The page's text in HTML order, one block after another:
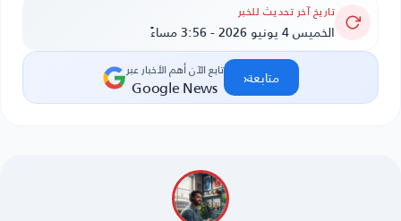
تاريخ آخر تحديث للخبر
الخميس 4 يونيو 2026 - 3:56 مساءً
تابع الآن أهم الأخبار عبر
Google News متابعة‹